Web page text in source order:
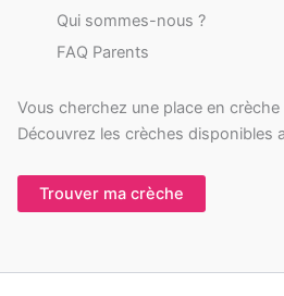
Qui sommes-nous ?
FAQ Parents
Vous cherchez une place en
Découvrez les crèches disponibles
Trouver ma crèche